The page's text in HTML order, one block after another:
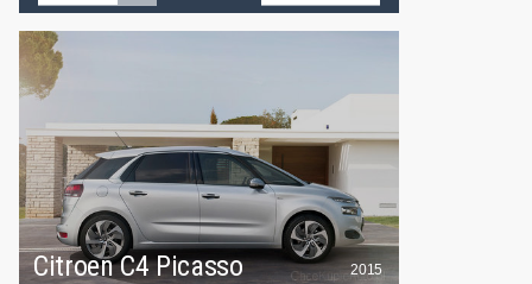
Citroen C4 Picasso 2015